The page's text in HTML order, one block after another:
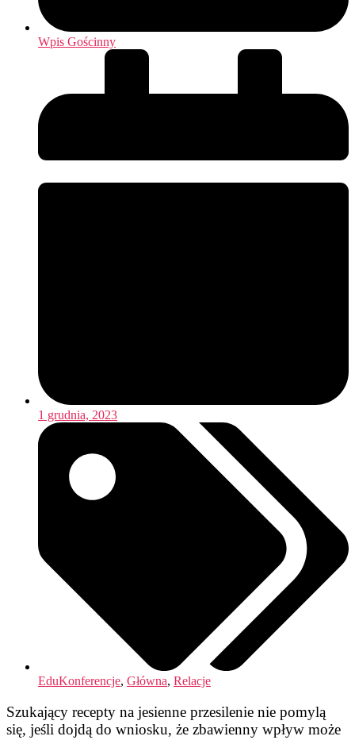
Wpis Gościnny
1 grudnia, 2023
EduKonferencje, Główna, Relacje
Szukający recepty na jesienne przesilenie nie pomylą
się, jeśli dojdą do wniosku, że zbawienny wpływ może